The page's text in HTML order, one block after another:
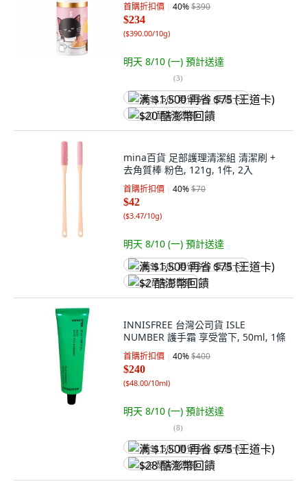
首購折扣價 40%$390
$234
($390.00/10g)
明天 8/10 (一) 預計送達
(3)
满 $1,500 再省 $75 (王道卡)
$20 酷澎幣回饋
mina百貨 足部護理清潔組 清潔刷 +
去角質棒 粉色, 121g, 1件, 2入
首購折扣價 40%$70
$42
($3.47/10g)
明天 8/10 (一) 預計送達
满 $1,500 再省 $75 (王道卡)
$2 酷澎幣回饋
INNISFREE 台灣公司貨 ISLE
NUMBER 護手霜 享受當下, 50ml, 1條
首購折扣價 40%$400
$240
($48.00/10ml)
明天 8/10 (一) 預計送達
(8)
满 $1,500 再省 $75 (王道卡)
$28 酷澎幣回饋